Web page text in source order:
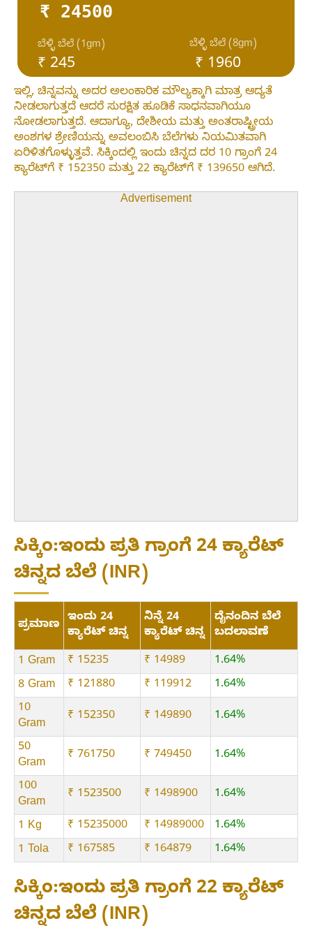
₹ 24500
₹ 245
ಬೆಳ್ಳಿ ಬೆಲೆ (1gm) ಬೆಳ್ಳಿ ಬೆಲೆ (8gm)
₹ 1960
ಇಲ್ಲಿ, ಚಿನ್ನವನ್ನು ಅದರ ಅಲಂಕಾರಿಕ ಮೌಲ್ಯಕ್ಕಾಗಿ ಮಾತ್ರ ಆದ್ಯತೆ
ನೀಡಲಾಗುತ್ತದೆ ಆದರೆ ಸುರಕ್ಷಿತ ಹೂಡಿಕೆ ಸಾಧನವಾಗಿಯೂ
ನೋಡಲಾಗುತ್ತದೆ. ಆದಾಗ್ಯೂ, ದೇಶೀಯ ಮತ್ತು ಅಂತರಾಷ್ಟ್ರೀಯ
ಅಂಶಗಳ ಶ್ರೇಣಿಯನ್ನು ಅವಲಂಬಿಸಿ ಬೆಲೆಗಳು ನಿಯಮಿತವಾಗಿ
ಏರಿಳಿತಗೊಳ್ಳುತ್ತವೆ. ಸಿಕ್ಕಿಂದಲ್ಲಿ ಇಂದು ಚಿನ್ನದ ದರ 10 ಗ್ರಾಂಗೆ 24
ಕ್ಯಾರೆಟ್‌ಗೆ ₹ 152350 ಮತ್ತು 22 ಕ್ಯಾರೆಟ್‌ಗೆ ₹ 139650 ಆಗಿದೆ.
Advertisement
ಸಿಕ್ಕಿಂ:ಇಂದು ಪ್ರತಿ ಗ್ರಾಂಗೆ 24 ಕ್ಯಾರೆಟ್
ಚಿನ್ನದ ಬೆಲೆ (INR)
ಪ್ರಮಾಣ ಇಂದು 24
ಕ್ಯಾರೆಟ್ ಚಿನ್ನ
ನಿನ್ನೆ 24
ಕ್ಯಾರೆಟ್ ಚಿನ್ನ
ದೈನಂದಿನ ಬೆಲೆ
ಬದಲಾವಣೆ
1 Gram
₹ 15235 ₹ 14989
1.64%
8 Gram
₹ 121880 ₹ 119912
1.64%
10
Gram
₹ 152350 ₹ 149890 1.64%
50
Gram
₹ 761750 ₹ 749450 1.64%
100
Gram
₹ 1523500 ₹ 1498900 1.64%
1 Kg ₹ 15235000 ₹ 14989000
1.64%
1 Tola
₹ 167585 ₹ 164879 1.64%
ಸಿಕ್ಕಿಂ:ಇಂದು ಪ್ರತಿ ಗ್ರಾಂಗೆ 22 ಕ್ಯಾರೆಟ್
ಚಿನ್ನದ ಬೆಲೆ (INR)